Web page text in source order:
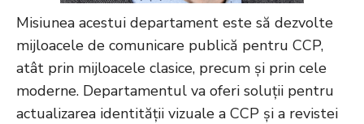
Misiunea acestui departament este să dezvolte
mijloacele de comunicare publică pentru CCP,
atât prin mijloacele clasice, precum și prin cele
moderne. Departamentul va oferi soluții pentru
actualizarea identității vizuale a CCP și a revistei